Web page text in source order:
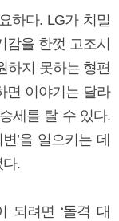
하다. LG가 치밀
감을 한껏 고조시
하지 못하는 형편
면 이야기는 달라
세를 탈 수 있다.
’을 일으키는 데
다.
되려면 ‘돌격 대